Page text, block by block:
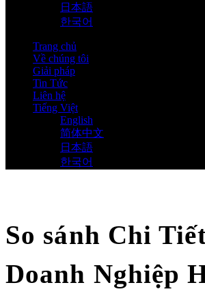
日本語
한국어
Trang chủ
Về chúng tôi
Giải pháp
Tin Tức
Liên hệ
Tiếng Việt
English
简体中文
日本語
한국어
So sánh Chi
Doanh Nghiệp